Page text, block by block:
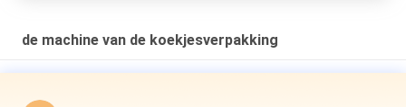
de machine van de koekjesverpakking